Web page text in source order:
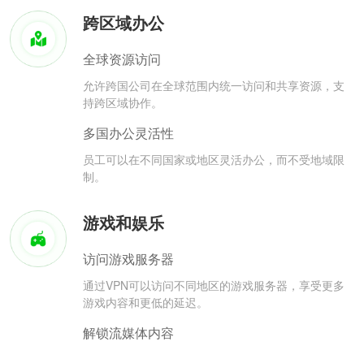
跨区域办公
全球资源访问
允许跨国公司在全球范围内统一访问和共享资源，支
持跨区域协作。
多国办公灵活性
员工可以在不同国家或地区灵活办公，而不受地域限
制。
游戏和娱乐
访问游戏服务器
通过VPN可以访问不同地区的游戏服务器，享受更多
游戏内容和更低的延迟。
解锁流媒体内容